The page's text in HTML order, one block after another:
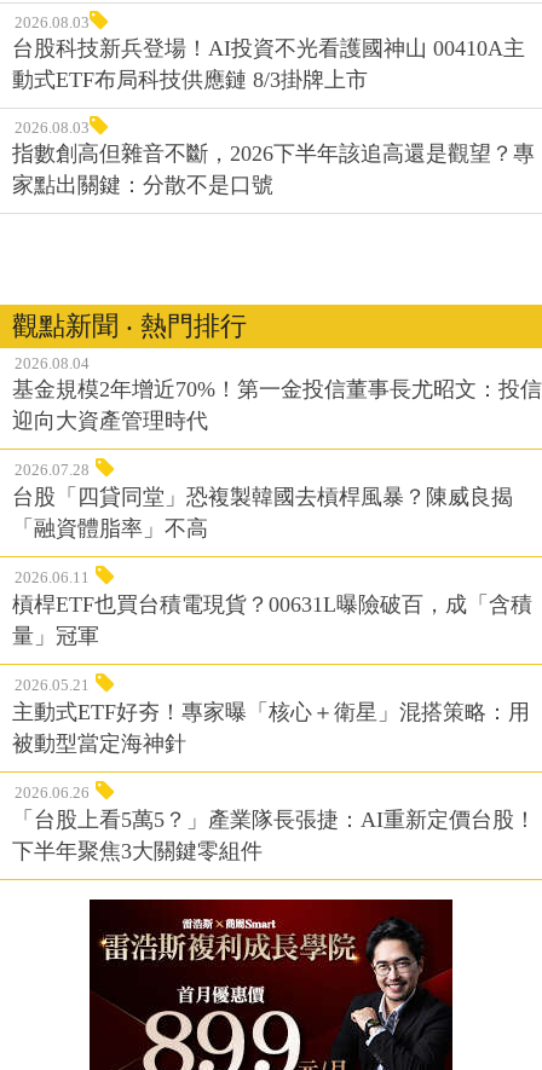
2026.08.03
台股科技新兵登場！AI投資不光看護國神山 00410A主
動式ETF布局科技供應鏈 8/3掛牌上市
2026.08.03
指數創高但雜音不斷，2026下半年該追高還是觀望？專
家點出關鍵：分散不是口號
觀點新聞 ‧ 熱門排行
2026.08.04
基金規模2年增近70%！第一金投信董事長尤昭文：投信
迎向大資產管理時代
2026.07.28
台股「四貸同堂」恐複製韓國去槓桿風暴？陳威良揭
「融資體脂率」不高
2026.06.11
槓桿ETF也買台積電現貨？00631L曝險破百，成「含積
量」冠軍
2026.05.21
主動式ETF好夯！專家曝「核心＋衛星」混搭策略：用
被動型當定海神針
2026.06.26
「台股上看5萬5？」產業隊長張捷：AI重新定價台股！
下半年聚焦3大關鍵零組件